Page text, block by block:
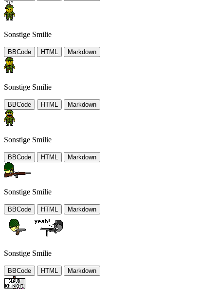
Sonstige Smilie
BBCode HTML Markdown
Sonstige Smilie
BBCode HTML Markdown
Sonstige Smilie
BBCode HTML Markdown
Sonstige Smilie
BBCode HTML Markdown
Sonstige Smilie
BBCode HTML Markdown